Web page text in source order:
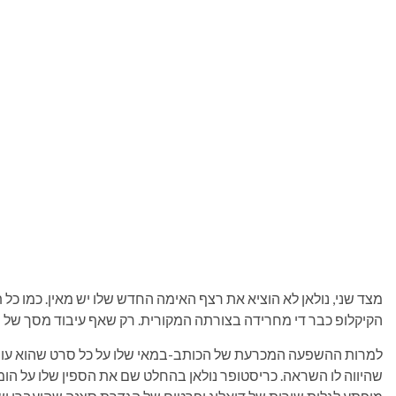
מצד שני, נולאן לא הוציא את רצף האימה החדש שלו יש מאין. כמו
הקיקלופ כבר די מחרידה בצורתה המקורית. רק שאף עיבוד מסך
למרות ההשפעה המכרעת של הכותב-במאי שלו על כל סרט שהוא
שהיווה לו השראה. כריסטופר נולאן בהחלט שם את הספין שלו על